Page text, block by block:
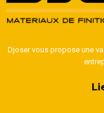
Djoser vous propose une